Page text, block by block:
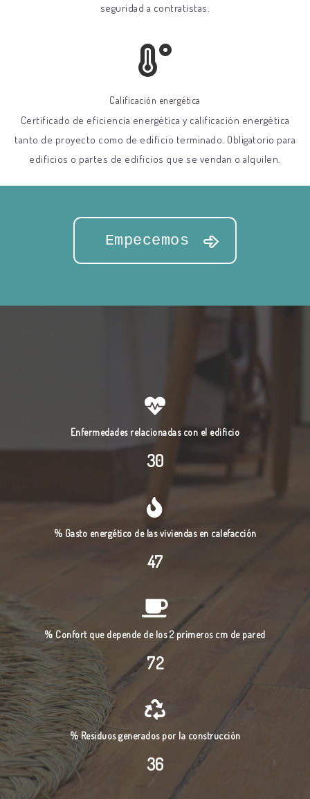
seguridad a contratistas.
Calificación energética
Certificado de eficiencia energética y calificación energética
tanto de proyecto como de edificio terminado. Obligatorio para
edificios o partes de edificios que se vendan o alquilen.
Empecemos
Enfermedades relacionadas con el edificio
30
% Gasto energético de las viviendas en calefacción
47
% Confort que depende de los 2 primeros cm de pared
80
% Residuos generados por la construcción
40